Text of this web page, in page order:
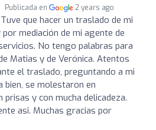
Publicada en 2 years ago
Tuve que hacer un traslado de mi
mediación de mi agente de
No tengo palabras para
Matias y de Verónica. Atentos
el traslado, preguntando a mi
bien, se molestaron en
prisas y con mucha delicadeza.
asi. Muchas gracias por